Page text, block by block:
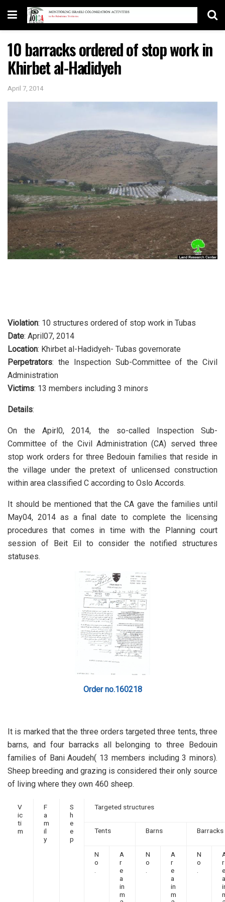
10 barracks ordered of stop work in
Khirbet al-Hadidyeh
April 7, 2014
Violation: 10 structures ordered of stop work in Tubas
Date: April07, 2014
Location: Khirbet al-Hadidyeh- Tubas governorate
Perpetrators: the Inspection Sub-Committee of the Civil
Administration
Victims: 13 members including 3 minors
Details:
On the Apirl0, 2014, the so-called Inspection Sub-
Committee of the Civil Administration (CA) served three
stop work orders for three Bedouin families that reside in
the village under the pretext of unlicensed construction
within area classified C according to Oslo Accords.
It should be mentioned that the CA gave the families until
May04, 2014 as a final date to complete the licensing
procedures that comes in time with the Planning court
session of Beit Eil to consider the notified structures
statuses.
Order no.160218
It is marked that the three orders targeted three tents, three
barns, and four barracks all belonging to three Bedouin
families of Bani Aoudeh( 13 members including 3 minors).
Sheep breeding and grazing is considered their only source
of living where they own 460 sheep.
V
ic
ti
m
F
a
m
il
y
S
h
e
e
p
Targeted structures
Tents Barns Barracks
N
o
.
A
r
e
a
in
m
N
o
.
A
r
e
a
in
m
N
o
.
r
e
a